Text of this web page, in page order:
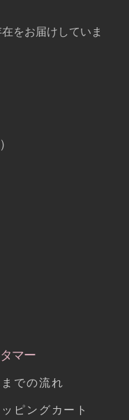
をお届けしていま
マー
での流れ
ピングカート